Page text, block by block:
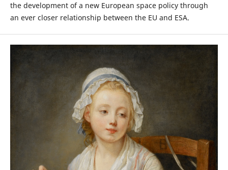
the development of a new European space policy through
an ever closer relationship between the EU and ESA.